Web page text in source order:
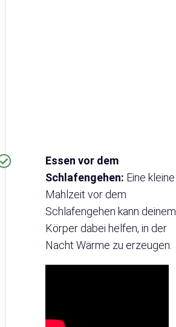
Essen vor dem
Schlafengehen: Eine kleine
Mahlzeit vor dem
Schlafengehen kann deinem
Körper dabei helfen, in der
Nacht Wärme zu erzeugen.